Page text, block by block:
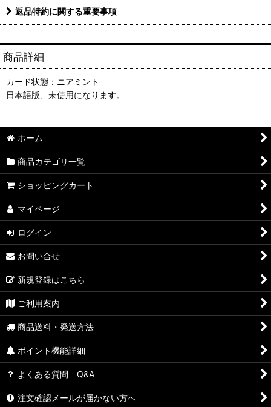
返品特約に関する重要事項
商品詳細
カード状態：ニアミント
日本語版、未使用になります。
ホーム
商品カテゴリ一覧
ショッピングカート
マイページ
ログイン
お問い合せ
新規登録はこちら
ご利用案内
商品送料・発送方法
ポイント機能詳細
よくある質問 Q&A
注文確認メールが届かない方へ